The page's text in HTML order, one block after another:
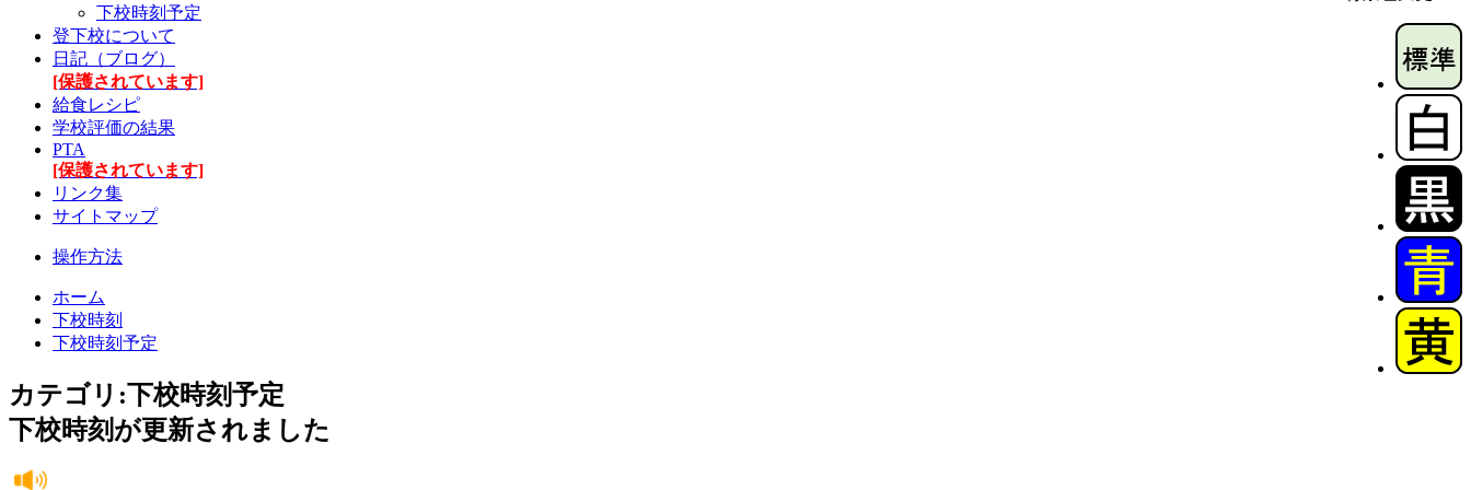
下校時刻予定
登下校について
日記（ブログ）
[保護されています]
給食レシピ
学校評価の結果
PTA
[保護されています]
リンク集
サイトマップ
操作方法
ホーム
下校時刻
下校時刻予定
カテゴリ:下校時刻予定
下校時刻が更新されました